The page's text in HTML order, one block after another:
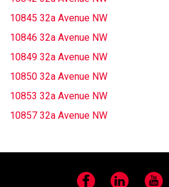
10845 32a Avenue NW
10846 32a Avenue NW
10849 32a Avenue NW
10850 32a Avenue NW
10853 32a Avenue NW
10857 32a Avenue NW